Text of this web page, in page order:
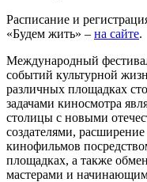
Расписание и
«Будем жить» – на сайте.
Международный
событий культурной
различных площадках
задачами киносмотра
столицы с новыми
создателями,
кинофильмов
площадках, а также
мастерами и